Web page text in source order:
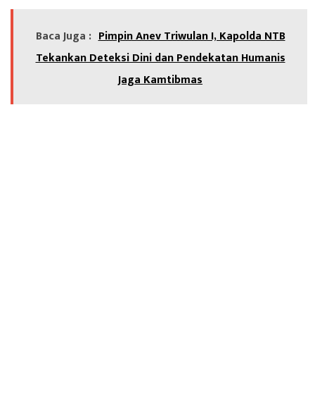
Baca Juga : Pimpin Anev Triwulan I, Kapolda NTB
Tekankan Deteksi Dini dan Pendekatan Humanis
Jaga Kamtibmas